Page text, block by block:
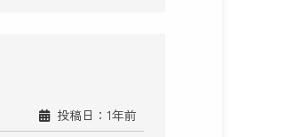
投稿日：1年前